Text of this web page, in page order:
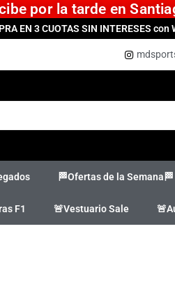
por la tarde en
EN 3 CUOTAS SIN INTERESES con
🏁Ofertas de la Semana🏁
F1 🚨Vestuario Sale